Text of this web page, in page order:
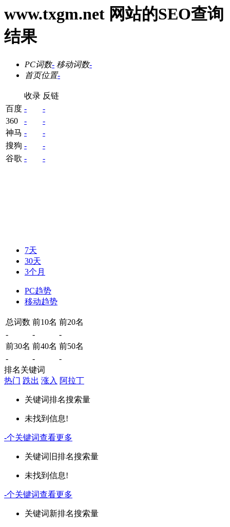
www.txgm.net 网站的SEO查询
结果
PC词数- 移动词数-
首页位置-
收录 反链
百度 -
-
360
-
-
神马 -
-
搜狗 -
-
谷歌 - -
7天
30天
3个月
PC趋势
移动趋势
总词数 前10名 前20名
-
-
-
前30名 前40名 前50名
-
-
-
排名关键词
热门 跌出 涨入 阿拉丁
关键词排名搜索量
未找到信息!
-个关键词查看更多
关键词 旧排名搜索量
未找到信息!
-个关键词查看更多
关键词新排名搜索量